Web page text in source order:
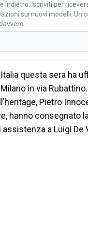
indietro. Iscriviti per
sui nuovi modelli.
questa sera ha
in via
Pietro
hanno consegnato
a Luigi De